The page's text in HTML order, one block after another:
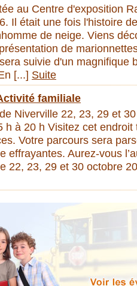
au Centre d'exposition
Il était une fois l'histoire
de neige. Viens
de
suivie d'un magnifique
[...] Suite
familiale
Niverville 22, 23, 29 et
h à 20 h Visitez cet endroit
Votre parcours sera
effrayantes. Aurez-vous
22, 23, 29 et 30 octobre